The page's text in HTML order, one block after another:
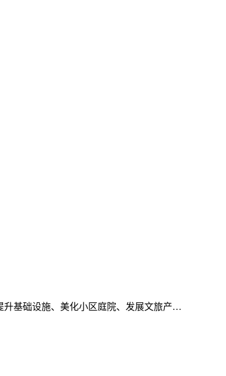
升基础设施、美化小区庭院、发展文旅产…